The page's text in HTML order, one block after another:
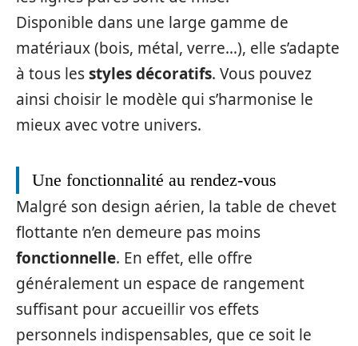
Disponible dans une large gamme de
matériaux (bois, métal, verre…), elle s’adapte
à tous lesstylesdécoratifs. Vous pouvez
ainsi choisir le modèle qui s’harmonise le
mieux avec votre univers.
Une fonctionnalité au rendez-vous
Malgré son design aérien, la table de chevet
flottante n’en demeure pas moins
fonctionnelle. En effet, elle offre
généralement un espace de rangement
suffisant pour accueillir vos effets
personnels indispensables, que ce soit le